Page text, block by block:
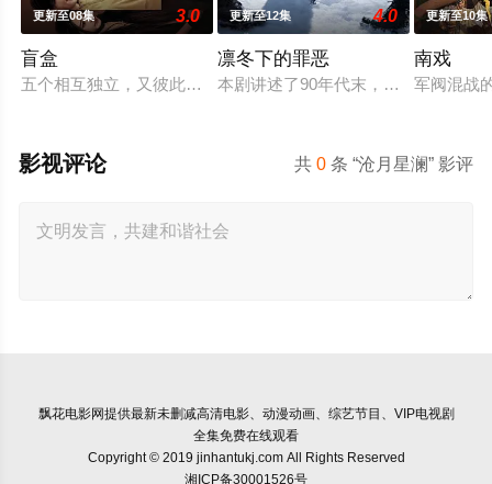
更新至08集 3.0
盲盒
五个相互独立，又彼此呼应的故事——用一场精心策划的“夏令营
更新至12集 4.0
凛冬下的罪恶
本剧讲述了90年代末，怒河市刑侦支
更新至10集
南戏
军阀混战
共0 条 “沧月星澜” 影评
影视评论
飘花电影网提供最新未删减高清电影、动漫动画、综艺节目、VIP电视剧
全集免费在线观看
Copyright © 2019 jinhantukj.com All Rights Reserved
湘ICP备30001526号